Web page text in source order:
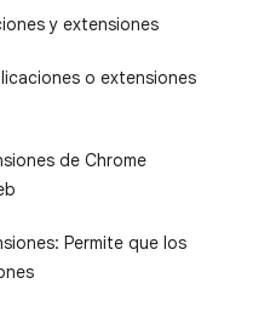
y extensiones
o extensiones
de Chrome
Permite que los